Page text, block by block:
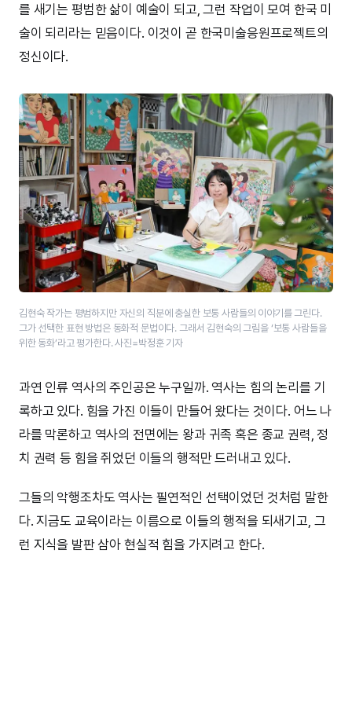
를 새기는 평범한 삶이 예술이 되고, 그런 작업이 모여 한국 미
술이 되리라는 믿음이다. 이것이 곧 한국미술응원프로젝트의
정신이다.
김현숙 작가는 평범하지만 자신의 직분에 충실한 보통 사람들의 이야기를 그린다.
그가 선택한 표현 방법은 동화적 문법이다. 그래서 김현숙의 그림을 ‘보통 사람들을
위한 동화’라고 평가한다.​ 사진=박정훈 기자
과연 인류 역사의 주인공은 누구일까. 역사는 힘의 논리를 기
록하고 있다. 힘을 가진 이들이 만들어 왔다는 것이다. 어느 나
라를 막론하고 역사의 전면에는 왕과 귀족 혹은 종교 권력, 정
치 권력 등 힘을 쥐었던 이들의 행적만 드러내고 있다.
그들의 악행조차도 역사는 필연적인 선택이었던 것처럼 말한
다. 지금도 교육이라는 이름으로 이들의 행적을 되새기고, 그
런 지식을 발판 삼아 현실적 힘을 가지려고 한다.